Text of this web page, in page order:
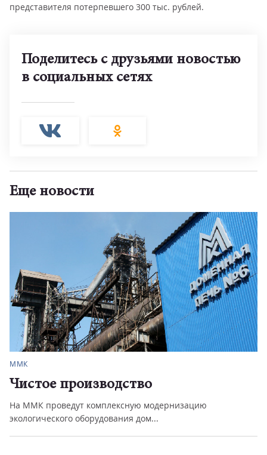
представителя потерпевшего 300 тыс. рублей.
Поделитесь с друзьями новостью
в социальных сетях
Еще новости
ММК
Чистое производство
На ММК проведут комплексную модернизацию
экологического оборудования дом...